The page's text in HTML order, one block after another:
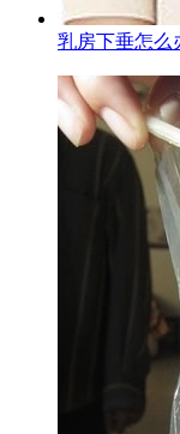
乳房下垂怎么